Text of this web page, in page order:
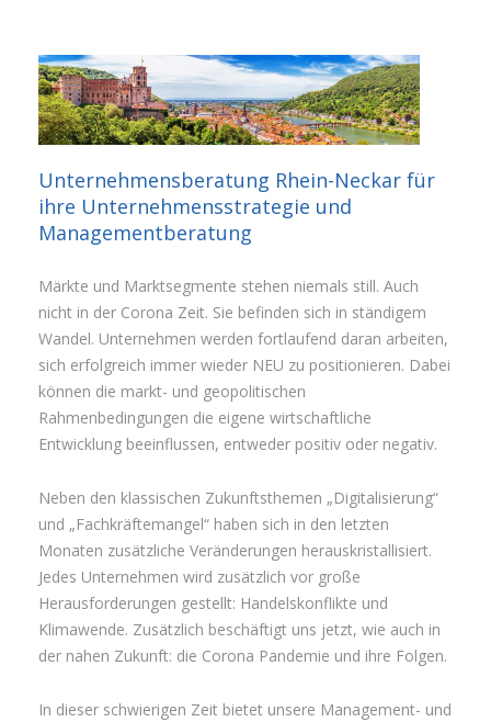
Unternehmensberatung Rhein-Neckar für
ihre Unternehmensstrategie und
Managementberatung
Märkte und Marktsegmente stehen niemals still. Auch
nicht in der Corona Zeit. Sie befinden sich in ständigem
Wandel. Unternehmen werden fortlaufend daran arbeiten,
sich erfolgreich immer wieder NEU zu positionieren. Dabei
können die markt- und geopolitischen
Rahmenbedingungen die eigene wirtschaftliche
Entwicklung beeinflussen, entweder positiv oder negativ.
Neben den klassischen Zukunftsthemen „Digitalisierung“
und „Fachkräftemangel“ haben sich in den letzten
Monaten zusätzliche Veränderungen herauskristallisiert.
Jedes Unternehmen wird zusätzlich vor große
Herausforderungen gestellt: Handelskonflikte und
Klimawende. Zusätzlich beschäftigt uns jetzt, wie auch in
der nahen Zukunft: die Corona Pandemie und ihre Folgen.
In dieser schwierigen Zeit bietet unsere Management- und